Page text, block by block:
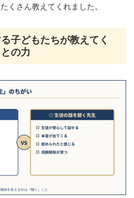
くさん教えてくれました。
子どもたちが教えてく
の力